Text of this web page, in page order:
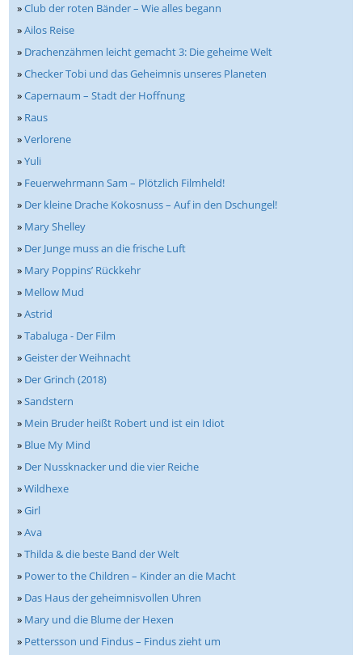
»Club der roten Bänder – Wie alles begann
»Ailos Reise
» Drachenzähmen leicht gemacht 3: Die geheime Welt
»Checker Tobi und das Geheimnis unseres Planeten
»Capernaum – Stadt der Hoffnung
» Raus
»Verlorene
»Yuli
» Feuerwehrmann Sam – Plötzlich Filmheld!
» Der kleine Drache Kokosnuss – Auf in den Dschungel!
» Mary Shelley
» Der Junge muss an die frische Luft
» Mary Poppins’ Rückkehr
» Mellow Mud
»Astrid
»Tabaluga - Der Film
»Geister der Weihnacht
» Der Grinch (2018)
»Sandstern
» Mein Bruder heißt Robert und ist ein Idiot
» Blue My Mind
» Der Nussknacker und die vier Reiche
»Wildhexe
»Girl
»Ava
»Thilda & die beste Band der Welt
» Power to the Children – Kinder an die Macht
» Das Haus der geheimnisvollen Uhren
» Mary und die Blume der Hexen
» Pettersson und Findus – Findus zieht um